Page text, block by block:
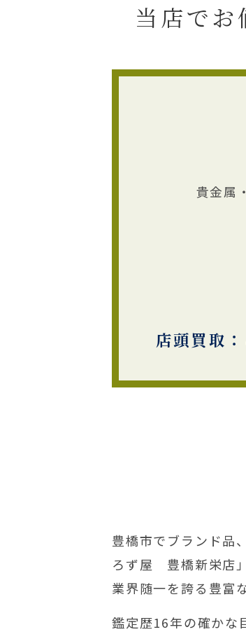
当店でお
貴金属
店頭買取
豊橋市でブランド品
ろず屋 豊橋新栄店
業界随一を誇る豊富
鑑定歴16年の確かな